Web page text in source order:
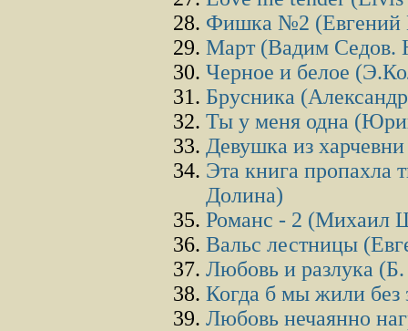
Фишка №2 (Евгений
Март (Вадим Седов.
Черное и белое
Брусника
Ты у меня одна
Девушка из
Эта книга пропахла
Долина)
Романс - 2 (Михаил
Вальс лестницы
Любовь и разлука
Когда б мы жили без
Любовь нечаянно